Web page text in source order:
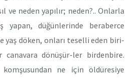
ve neden yapılır; neden?.. Onlarla
yapan, düğünlerinde beraberce
yaş döken, onları teselli eden biri-
dönüşür-ler birdenbire.
komşusundan ne için öldüresiye